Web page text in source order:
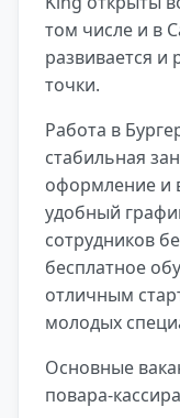
том числе и в
развивается и
точки.
Работа в
стабильная
оформление и
удобный
сотрудников
бесплатное
отличным
молодых
Основные
повара-